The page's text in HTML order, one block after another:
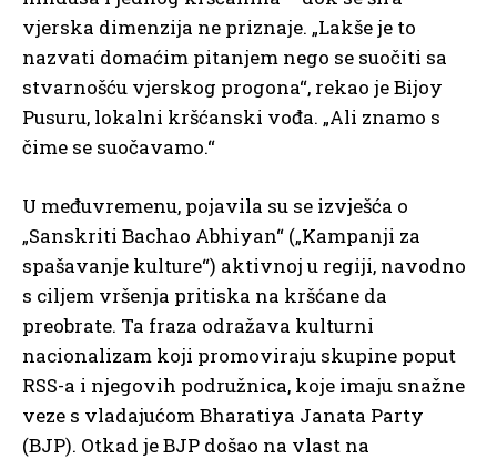
vjerska dimenzija ne priznaje. „Lakše je to
nazvati domaćim pitanjem nego se suočiti sa
stvarnošću vjerskog progona“, rekao je Bijoy
Pusuru, lokalni kršćanski vođa. „Ali znamo s
čime se suočavamo.“
U međuvremenu, pojavila su se izvješća o
„Sanskriti Bachao Abhiyan“ („Kampanji za
spašavanje kulture“) aktivnoj u regiji, navodno
s ciljem vršenja pritiska na kršćane da
preobrate. Ta fraza odražava kulturni
nacionalizam koji promoviraju skupine poput
RSS-a i njegovih podružnica, koje imaju snažne
veze s vladajućom Bharatiya Janata Party
(BJP). Otkad je BJP došao na vlast na